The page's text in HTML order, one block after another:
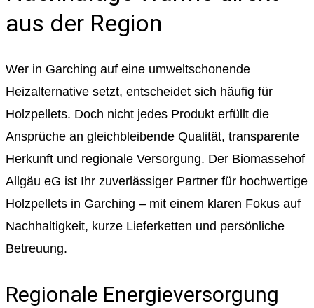
aus der Region
Wer in Garching auf eine umweltschonende
Heizalternative setzt, entscheidet sich häufig für
Holzpellets. Doch nicht jedes Produkt erfüllt die
Ansprüche an gleichbleibende Qualität, transparente
Herkunft und regionale Versorgung. Der Biomassehof
Allgäu eG ist Ihr zuverlässiger Partner für hochwertige
Holzpellets in Garching – mit einem klaren Fokus auf
Nachhaltigkeit, kurze Lieferketten und persönliche
Betreuung.
Regionale Energieversorgung